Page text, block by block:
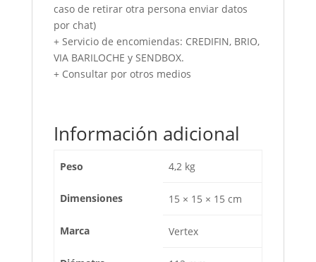
caso de retirar otra persona enviar datos
por chat)
+ Servicio de encomiendas: CREDIFIN, BRIO,
VIA BARILOCHE y SENDBOX.
+ Consultar por otros medios
Información adicional
Peso 4,2 kg
Dimensiones 15 × 15 × 15 cm
Marca Vertex